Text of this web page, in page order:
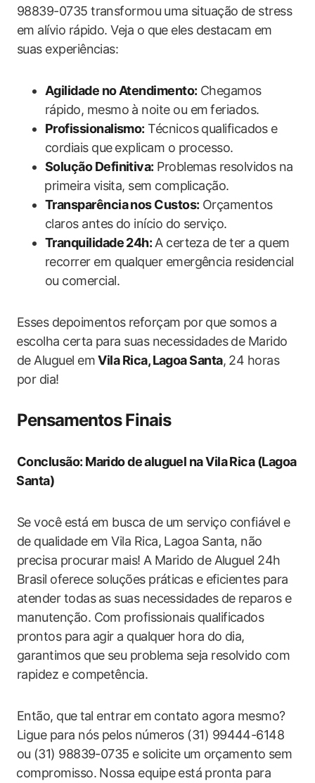
98839-0735 transformou ⁤uma situação de stress
em alívio ‍rápido. Veja ‍o que ‌eles destacam em
suas experiências:
Agilidade no Atendimento: Chegamos
rápido, mesmo à‌ noite ou em⁤ feriados.
Profissionalismo: Técnicos‍ qualificados ⁣e
cordiais que⁢ explicam o processo.
Solução Definitiva: Problemas resolvidos na
⁢primeira‌ visita, sem complicação.
Transparência nos Custos: Orçamentos
claros antes do início do serviço.
Tranquilidade 24h: ⁤A certeza de ter a quem
recorrer em qualquer emergência ​residencial
ou comercial.
Esses depoimentos⁤ reforçam por ⁣que somos a
⁢escolha certa ‌para suas​ necessidades de Marido
de Aluguel emVila Rica, Lagoa Santa, 24 horas⁤
por dia!
Pensamentos Finais
Conclusão: ‌Marido de⁣ aluguel na Vila Rica (Lagoa
⁤Santa)
Se​ você está ‍em busca de um serviço confiável e
de qualidade em Vila Rica,‍ Lagoa Santa,​ não
precisa procurar ⁣mais! A Marido de Aluguel 24h
Brasil ​oferece soluções práticas ​e ⁣eficientes para
atender todas⁢ as suas‌ necessidades de reparos e
manutenção. Com profissionais qualificados
prontos​ para agir a qualquer​ hora‍ do dia,
garantimos que seu problema‌ seja resolvido com
rapidez e competência.
Então, que ⁢tal entrar ⁢em contato agora mesmo?
Ligue para nós pelos números (31) 99444-6148
ou⁢ (31) 98839-0735 e solicite⁢ um ⁢orçamento ⁢sem
⁢compromisso. Nossa equipe está⁣ pronta para